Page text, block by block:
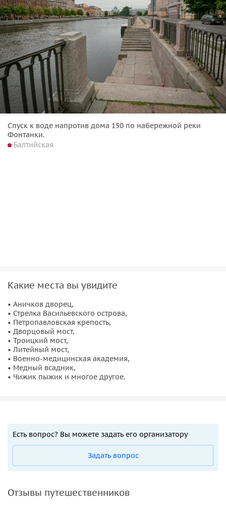
Спуск к воде напротив дома 150 по набережной реки
Фонтанки.
Балтийская
Какие места вы увидите
• Аничков дворец,
• Стрелка Васильевского острова,
• Петропавловская крепость,
• Дворцовый мост,
• Троицкий мост,
• Литейный мост,
• Военно-медицинская академия,
• Медный всадник,
• Чижик пыжик и многое другое.
Есть вопрос? Вы можете задать его организатору
Задать вопрос
Отзывы путешественников